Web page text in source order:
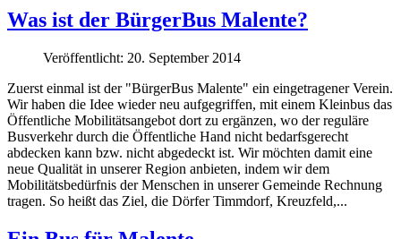
Was ist der BürgerBus Malente?
Veröffentlicht: 20. September 2014
Zuerst einmal ist der "BürgerBus Malente" ein eingetragener Verein.
Wir haben die Idee wieder neu aufgegriffen, mit einem Kleinbus das
Öffentliche Mobilitätsangebot dort zu ergänzen, wo der reguläre
Busverkehr durch die Öffentliche Hand nicht bedarfsgerecht
abdecken kann bzw. nicht abgedeckt ist. Wir möchten damit eine
neue Qualität in unserer Region anbieten, indem wir dem
Mobilitätsbedürfnis der Menschen in unserer Gemeinde Rechnung
tragen. So heißt das Ziel, die Dörfer Timmdorf, Kreuzfeld,...